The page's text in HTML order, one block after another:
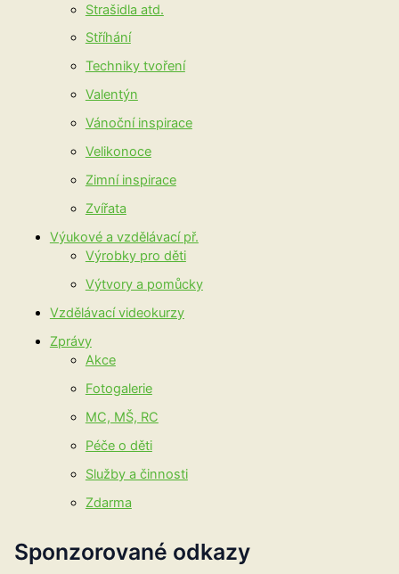
Strašidla atd.
Stříhání
Techniky tvoření
Valentýn
Vánoční inspirace
Velikonoce
Zimní inspirace
Zvířata
Výukové a vzdělávací př.
Výrobky pro děti
Výtvory a pomůcky
Vzdělávací videokurzy
Zprávy
Akce
Fotogalerie
MC, MŠ, RC
Péče o děti
Služby a činnosti
Zdarma
Sponzorované odkazy